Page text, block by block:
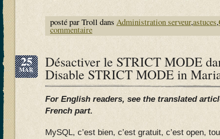
posté par Troll dans Administration serveur,astuces,
commentaire
25
MAR Désactiver le STRICT MODE
Disable STRICT MODE in
For English readers, see the translated
French part.
MySQL, c’est bien, c’est gratuit, c’est open,